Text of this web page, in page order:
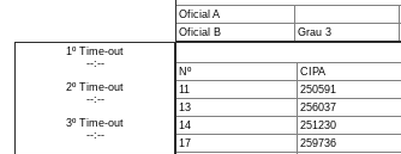
Oficial A
Oficial B
Grau 3
1º Time-out
--:--
2º Time-out
--:--
3º Time-out
--:--
Nº CIPA
11
250591
13
256037
14
251230
17
259736